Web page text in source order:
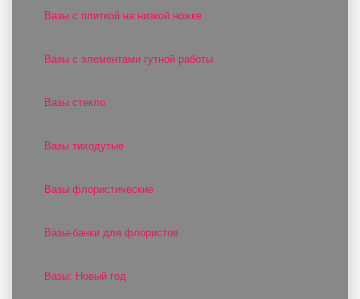
Вазы с плиткой на низкой ножке
Вазы с элементами гутной работы
Вазы стекло
Вазы тиходутые
Вазы флористические
Вазы-банки для флористов
Вазы: Новый год